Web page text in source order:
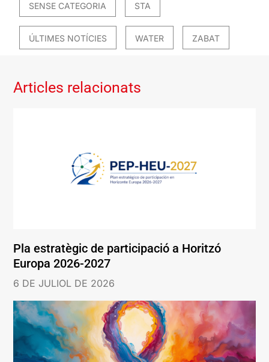
SENSE CATEGORIA STA
ÚLTIMES NOTÍCIES WATER ZABAT
Articles relacionats
Pla estratègic de participació a Horitzó
Europa 2026-2027
6 DE JULIOL DE 2026